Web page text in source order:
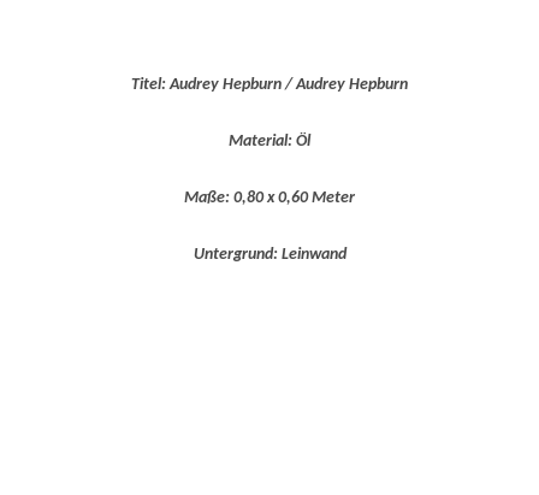
Titel: Audrey Hepburn / Audrey Hepburn
Material: Öl
Maße: 0,80 x 0,60 Meter
Untergrund: Leinwand